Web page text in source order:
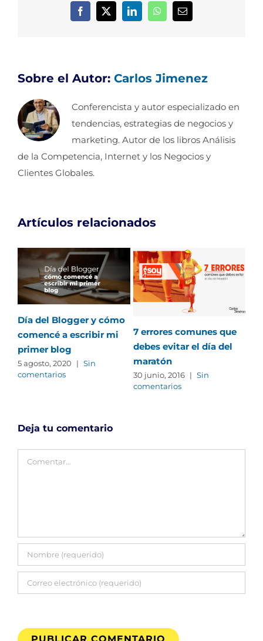
Facebook
X LinkedInWhatsAppCorreo
electrónico
Sobre el Autor: Carlos Jimenez
Conferencista y autor especializado en
tendencias, estrategias de negocios y
marketing. Autor de los libros Análisis
de la Competencia, Internet y los Negocios y
Clientes Globales.
Artículos relacionados
Día del Blogger y cómo
comencé a escribir mi
primer blog
5 agosto, 2020 | Sin
comentarios
7 errores comunes que
debes evitar el día del
maratón
30 junio, 2016 | Sin
comentarios
Deja tu comentario
Comentar